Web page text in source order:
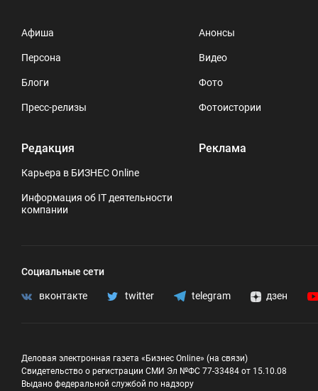
Афиша
Персона
Блоги
Пресс-релизы
Редакция
Карьера в БИЗНЕС Online
Информация об IT деятельности
компании
Анонсы
Видео
Фото
Фотоистории
Реклама
Социальные сети
вконтакте twitter telegram дзен
Деловая электронная газета «Бизнес Online» (на связи)
Свидетельство о регистрации СМИ Эл №ФС 77-33484 от 15.10.08
Выдано федеральной службой по надзору